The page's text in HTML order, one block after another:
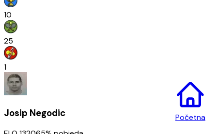
10
25
1
Josip Negodic Početna